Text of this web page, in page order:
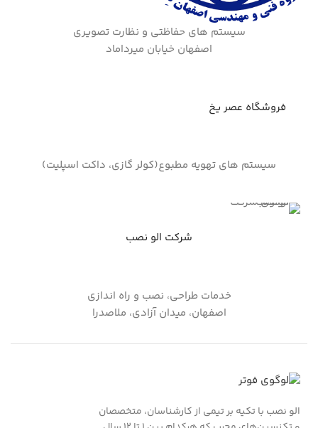
سیستم های حفاظتی و نظارت تصویری
اصفهان خیابان میرداماد
فروشگاه عصر یخ
سیستم های تهویه مطبوع(کولر گازی، داکت اسپلیت)
شرکت الو نصب
خدمات طراحی، نصب و راه اندازی
اصفهان، میدان آزادی، ملاصدرا
الو نصب با تکیه بر تیمی از کارشناسان، متخصصان